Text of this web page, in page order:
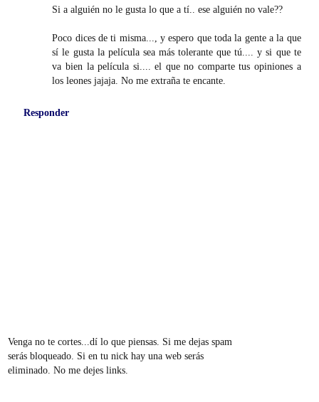
Si a alguién no le gusta lo que a tí.. ese alguién no vale??
Poco dices de ti misma..., y espero que toda la gente a la que
sí le gusta la película sea más tolerante que tú.... y si que te
va bien la película si.... el que no comparte tus opiniones a
los leones jajaja. No me extraña te encante.
Responder
Venga no te cortes...dí lo que piensas. Si me dejas spam
serás bloqueado. Si en tu nick hay una web serás
eliminado. No me dejes links.